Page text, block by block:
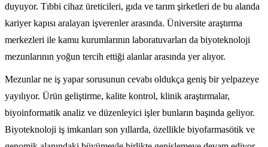
duyuyor. Tıbbi cihaz üreticileri, gıda ve tarım şirketleri de bu alanda
kariyer kapısı aralayan işverenler arasında. Üniversite araştırma
merkezleri ile kamu kurumlarının laboratuvarları da biyoteknoloji
mezunlarının yoğun tercih ettiği alanlar arasında yer alıyor.
Mezunlar ne iş yapar sorusunun cevabı oldukça geniş bir yelpazeye
yayılıyor. Ürün geliştirme, kalite kontrol, klinik araştırmalar,
biyoinformatik analiz ve düzenleyici işler bunların başında geliyor.
Biyoteknoloji iş imkanları son yıllarda, özellikle biyofarmasötik ve